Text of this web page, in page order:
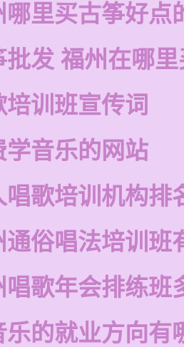
哪里买古筝好点
批发 福州在哪
培训班宣传词
学音乐的网站
唱歌培训机构排
通俗唱法培训班
唱歌年会排练班
乐的就业方向有